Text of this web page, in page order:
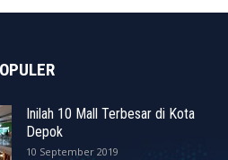
Inilah 10 Mall Terbesar di Kota
Depok
10 September 2019